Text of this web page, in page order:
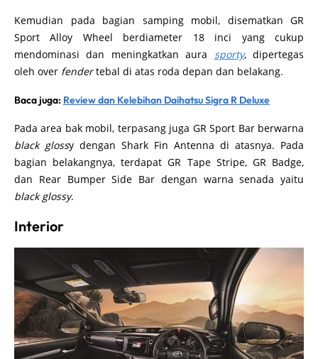
Kemudian pada bagian samping mobil, disematkan GR
Sport Alloy Wheel berdiameter 18 inci yang cukup
mendominasi dan meningkatkan aura sporty, dipertegas
oleh over fendertebal di atas roda depan dan belakang.
Baca juga: Review dan Kelebihan Daihatsu Sigra R Deluxe
Pada area bak mobil, terpasang juga GR Sport Bar berwarna
black glossy dengan Shark Fin Antenna di atasnya. Pada
bagian belakangnya, terdapat GR Tape Stripe, GR Badge,
dan Rear Bumper Side Bar dengan warna senada yaitu
black glossy.
Interior